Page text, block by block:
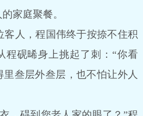
家庭聚餐。
人，程国伟终于按捺不住积
程砚晞身上挑起了刺：“你看
叁层外叁层，也不怕让外人